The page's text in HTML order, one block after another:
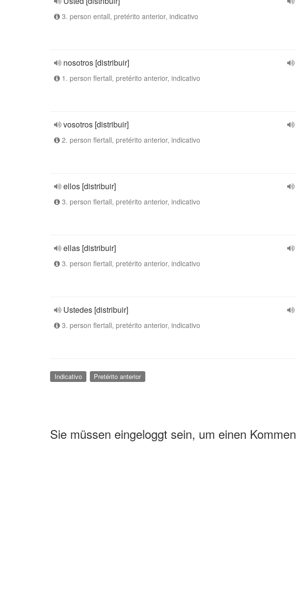
3. person entall, pretérito anterior, indicativo
nosotros [distribuir]
1. person flertall, pretérito anterior, indicativo
vosotros [distribuir]
2. person flertall, pretérito anterior, indicativo
ellos [distribuir]
3. person flertall, pretérito anterior, indicativo
ellas [distribuir]
3. person flertall, pretérito anterior, indicativo
Ustedes [distribuir]
3. person flertall, pretérito anterior, indicativo
Indicativo Pretérito anterior
Sie müssen eingeloggt sein, um einen